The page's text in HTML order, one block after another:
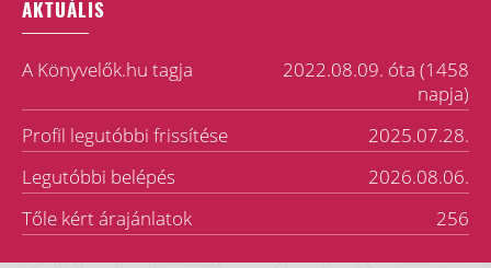
AKTUÁLIS
A Könyvelők.hu tagja
2022.08.09. óta (1458
napja)
Profil legutóbbi frissítése
2025.07.28.
Legutóbbi belépés
2026.08.06.
Tőle kért árajánlatok
256